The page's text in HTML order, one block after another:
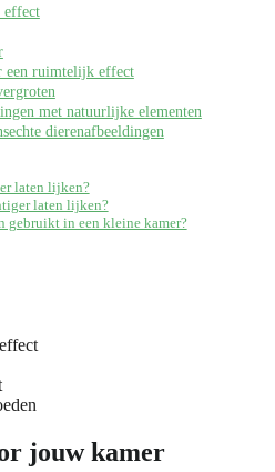
effect
een ruimtelijk effect
met natuurlijke elementen
dierenafbeeldingen
laten lijken?
laten lijken?
gebruikt in een kleine kamer?
jouw kamer